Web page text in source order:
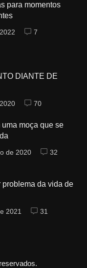
para momentos
7
DIANTE DE
70
moça que se
de 2020 32
problema da vida de
2021 31